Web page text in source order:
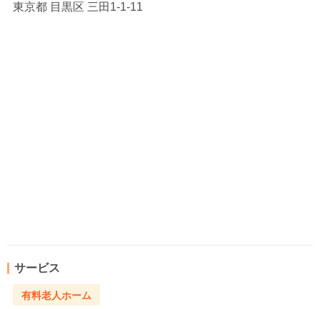
東京都 目黒区 三田1-1-11
サービス
有料老人ホーム